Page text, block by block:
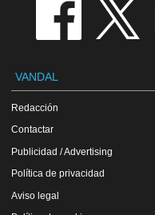
VANDAL
Redacción
Contactar
Publicidad / Advertising
Política de privacidad
Aviso legal